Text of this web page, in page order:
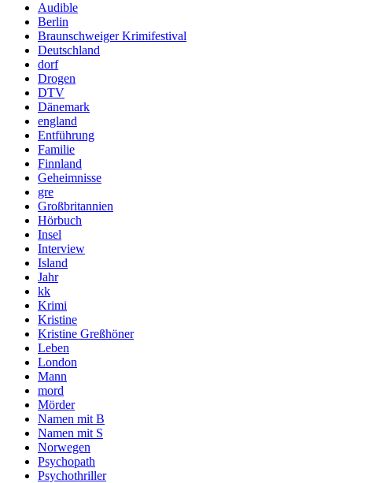
Audible
Berlin
Braunschweiger Krimifestival
Deutschland
dorf
Drogen
DTV
Dänemark
england
Entführung
Familie
Finnland
Geheimnisse
gre
Großbritannien
Hörbuch
Insel
Interview
Island
Jahr
kk
Krimi
Kristine
Kristine Greßhöner
Leben
London
Mann
mord
Mörder
Namen mit B
Namen mit S
Norwegen
Psychopath
Psychothriller